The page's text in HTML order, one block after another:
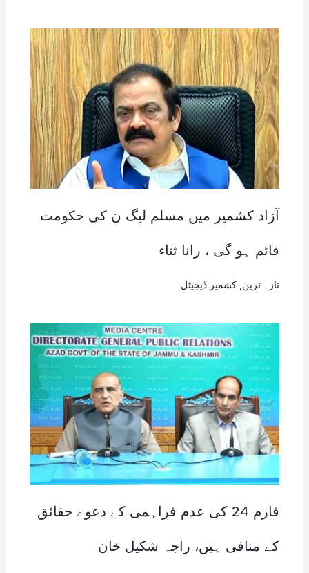
آزاد کشمیر میں مسلم لیگ ن کی حکومت
قائم ہو گی ، رانا ثناء
تازہ ترین کشمیر ڈیجیٹل
فارم 24 کی عدم فراہمی کے دعوے حقائق
کے منافی ہیں، راجہ شکیل خان